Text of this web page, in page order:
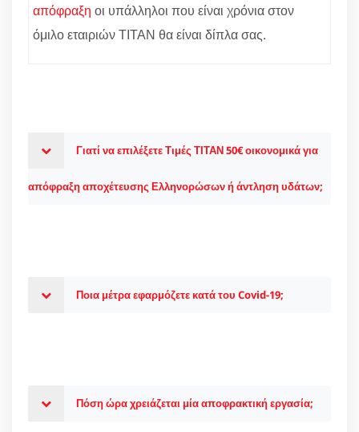
απόφραξη οι υπάλληλοι που είναι χρόνια στον
όμιλο εταιριών ΤΙΤΑΝ θα είναι δίπλα σας.
Γιατί να επιλέξετε Τιμές ΤΙΤΑΝ 50€ οικονομικά για
απόφραξη αποχέτευσης Ελληνορώσων ή άντληση υδάτων;
Ποια μέτρα εφαρμόζετε κατά του Covid-19;
Πόση ώρα χρειάζεται μία αποφρακτική εργασία;